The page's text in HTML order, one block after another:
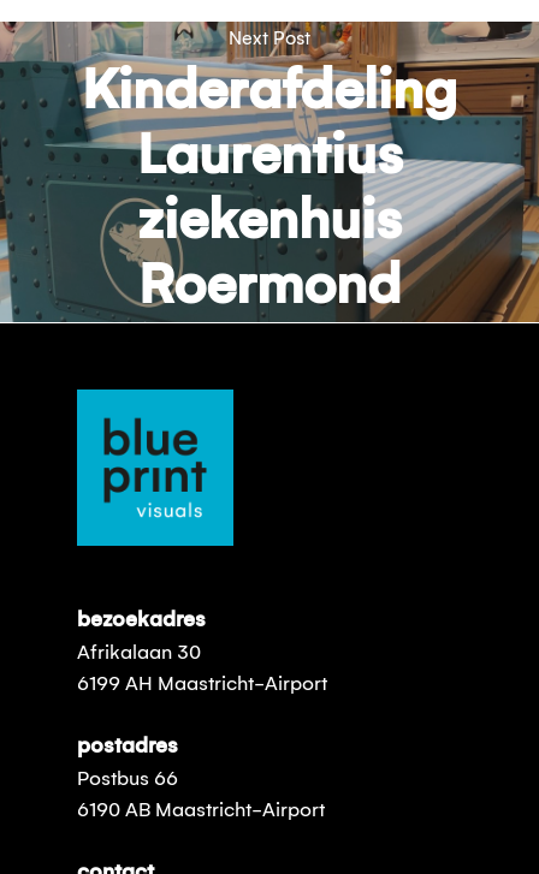
Next Post
Kinderafdeling
Laurentius
ziekenhuis
Roermond
bezoekadres
Afrikalaan 30
6199 AH Maastricht-Airport
postadres
Postbus 66
6190 AB Maastricht-Airport